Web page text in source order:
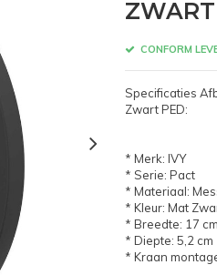
CONFORM
Specificaties
Zwart PED:
* Merk: IVY
* Serie: Pact
* Materiaal:
* Kleur: Mat
* Breedte: 17 cm
* Diepte: 5,2 cm
* Kraan